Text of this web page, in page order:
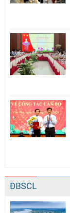
ĐBSCL